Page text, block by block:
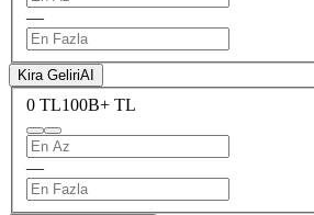
—
Kira GeliriAI
0 TL100B+ TL
—